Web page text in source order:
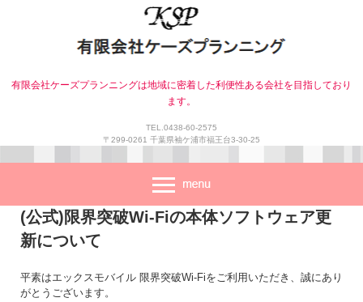
有限会社ケーズプランニングは地域に密着した利便性ある会社を目指しており
ます。
TEL.0438-60-2575
〒299-0261 千葉県袖ケ浦市福王台3-30-25
(公式)限界突破Wi-Fiの本体ソフトウェア更
新について
平素はエックスモバイル 限界突破Wi-Fiをご利用いただき、誠にあり
がとうございます。